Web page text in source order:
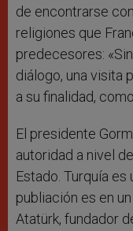
de encontrarse
religiones que
predecesores:
diálogo, una visita
a su finalidad,
El presidente
autoridad a nivel
Estado. Turquía es
publiación es en
Atatürk, fundador